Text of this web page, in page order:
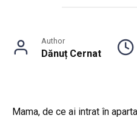
Author
Dănuț Cernat
Mama, de ce ai intrat în